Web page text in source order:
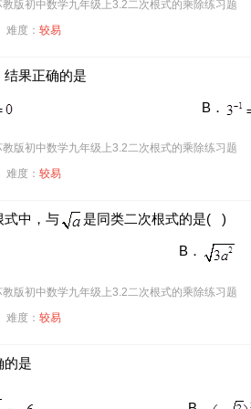
版初中数学九年级上3.2二次根式的乘除练习题
难度： 较易
果正确的是
B．
版初中数学九年级上3.2二次根式的乘除练习题
难度： 较易
式中，与 是同类二次根式的是( )
B．
版初中数学九年级上3.2二次根式的乘除练习题
难度： 较易
论正确的是